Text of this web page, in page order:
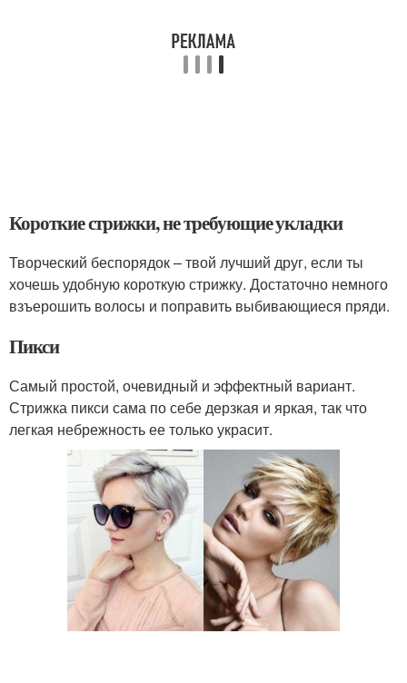
Короткие стрижки, не требующие укладки
Творческий беспорядок – твой лучший друг, если ты
хочешь удобную короткую стрижку. Достаточно немного
взъерошить волосы и поправить выбивающиеся пряди.
Пикси
Самый простой, очевидный и эффектный вариант.
Стрижка пикси сама по себе дерзкая и яркая, так что
легкая небрежность ее только украсит.